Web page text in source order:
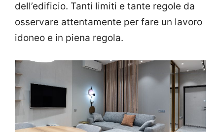
dell’edificio. Tanti limiti e tante regole da
osservare attentamente per fare un lavoro
idoneo e in piena regola.